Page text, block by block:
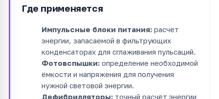
Где применяется
Импульсные блоки питания: расчёт
энергии, запасаемой в фильтрующих
конденсаторах для сглаживания пульсаций.
Фотовспышки: определение необходимой
ёмкости и напряжения для получения
нужной световой энергии.
Дефибрилляторы: точный расчёт энергии